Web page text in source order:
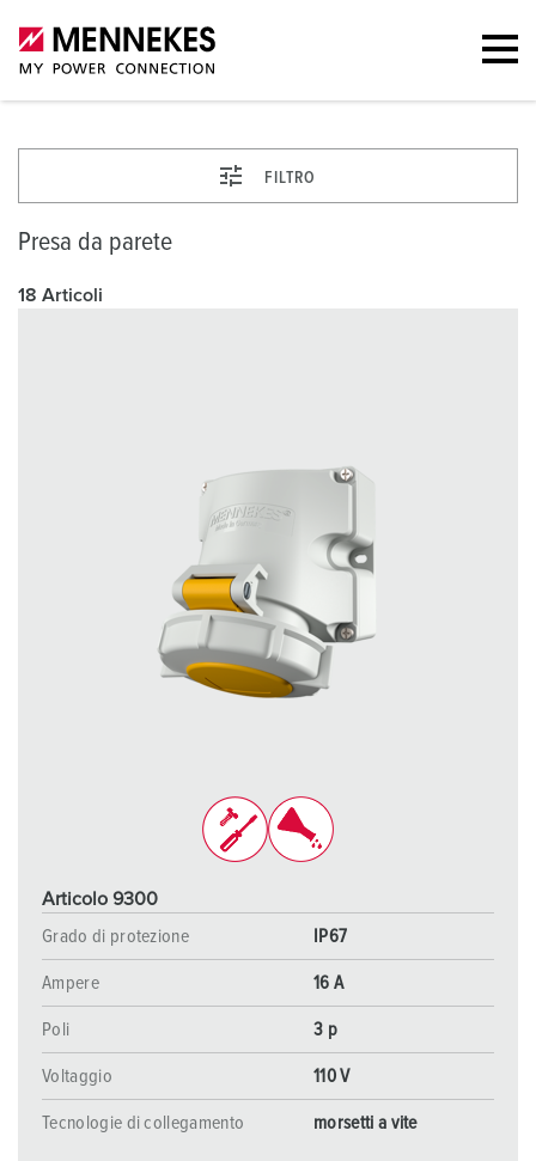
FILTRO
Presa da parete
18 Articoli
Articolo 9300
Grado di protezione
IP67
Ampere 16 A
Poli 3 p
Voltaggio 110 V
Tecnologie di collegamento morsetti a vite